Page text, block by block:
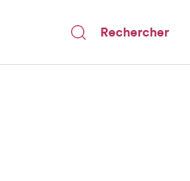
Rechercher